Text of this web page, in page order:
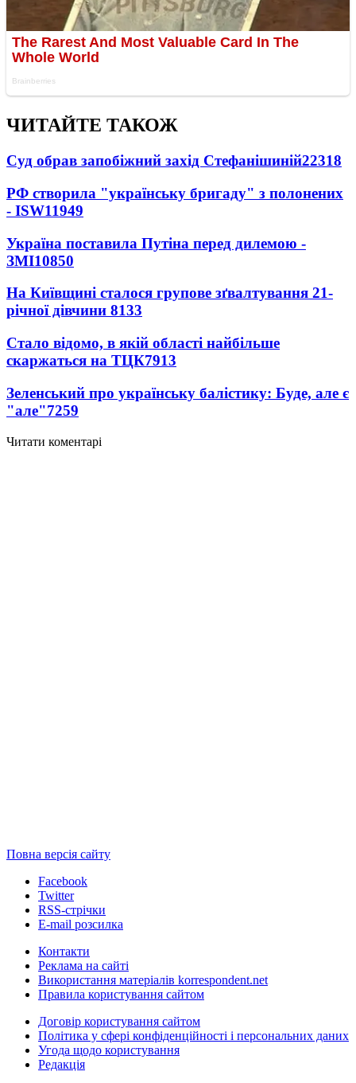
ЧИТАЙТЕ ТАКОЖ
Суд обрав запобіжний захід Стефанішиній22318
РФ створила "українську бригаду" з полонених
- ISW11949
Україна поставила Путіна перед дилемою -
ЗМІ10850
На Київщині сталося групове зґвалтування 21-
річної дівчини 8133
Стало відомо, в якій області найбільше
скаржаться на ТЦК7913
Зеленський про українську балістику: Буде, але є
"але"7259
Читати коментарі
Повна версія сайту
Facebook
Twitter
RSS-стрічки
E-mail розсилка
Контакти
Реклама на сайті
Використання матеріалів korrespondent.net
Правила користування сайтом
Договір користування сайтом
Політика у сфері конфіденційності і персональних даних
Угода щодо користування
Редакція